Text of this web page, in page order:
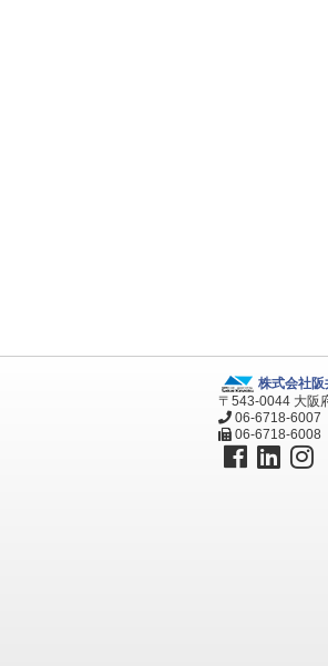
株式会社
〒543-0044 大阪
06-6718-6007
06-6718-6008